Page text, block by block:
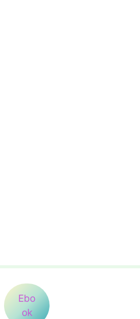
Ebo
ok